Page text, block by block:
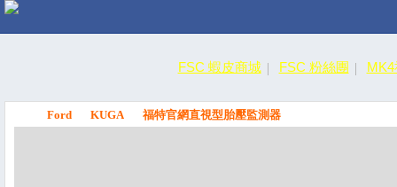
FSC 蝦皮商城 FSC 粉絲團
Ford KUGA 福特官網直視型胎壓監測器